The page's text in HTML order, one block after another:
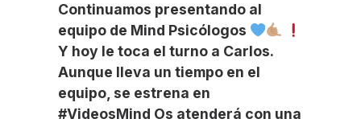
Continuamos presentando al
equipo de Mind Psicólogos
Y hoy le toca el turno a Carlos.
Aunque lleva un tiempo en el
equipo, se estrena en
#VideosMind Os atenderá con una